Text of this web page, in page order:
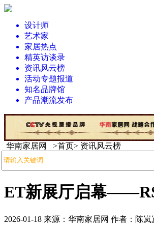
设计师
艺术家
家居热点
精英访谈录
资讯风云榜
活动专题报道
知名品牌馆
产品潮流发布
华南家居网 >首页> 资讯风云榜
ET新展厅启幕
2026-01-18 来源：华南家居网 作者：陈岚